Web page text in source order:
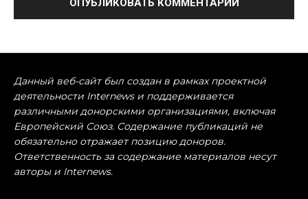
Данный веб-сайт был создан в рамках проектной
деятельности Internews и поддерживается
различными донорскими организациями, включая
Европейский Союз. Содержание публикаций не
обязательно отражает позицию доноров.
Ответственность за содержание материалов несут
авторы и Internews.